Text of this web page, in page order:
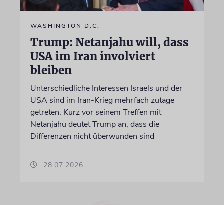
WASHINGTON D.C.
Trump: Netanjahu will, dass
USA im Iran involviert
bleiben
Unterschiedliche Interessen Israels und der
USA sind im Iran-Krieg mehrfach zutage
getreten. Kurz vor seinem Treffen mit
Netanjahu deutet Trump an, dass die
Differenzen nicht überwunden sind
28.07.2026